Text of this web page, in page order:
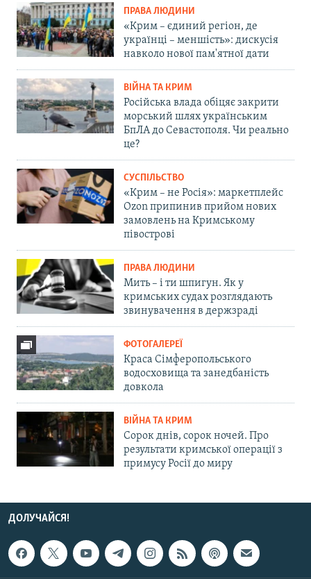
ПРАВА ЛЮДИНИ
«Крим – єдиний регіон, де
українці – меншість»: дискусія
навколо нової пам'ятної дати
ВІЙНА ТА КРИМ
Російська влада обіцяє закрити
морський шлях українським
БпЛА до Севастополя. Чи реально
це?
СУСПІЛЬСТВО
«Крим – не Росія»: маркетплейс
Ozon припинив прийом нових
замовлень на Кримському
півострові
ПРАВА ЛЮДИНИ
Мить – і ти шпигун. Як у
кримських судах розглядають
звинувачення в держзраді
ФОТОГАЛЕРЕЇ
Краса Сімферопольського
водосховища та занедбаність
довкола
ВІЙНА ТА КРИМ
Сорок днів, сорок ночей. Про
результати кримської операції з
примусу Росії до миру
ДОЛУЧАЙСЯ!